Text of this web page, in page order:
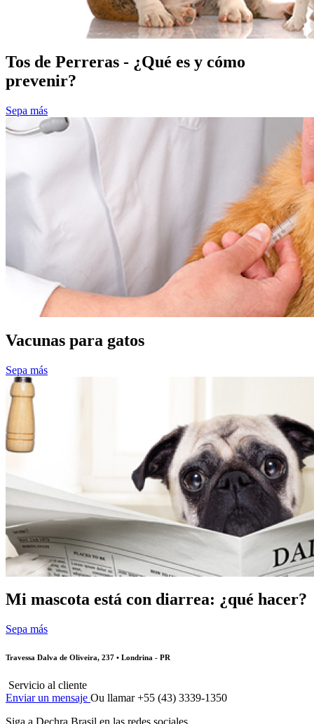
Tos de Perreras - ¿Qué es y cómo
prevenir?
Sepa más
Vacunas para gatos
Sepa más
Mi mascota está con diarrea: ¿qué hacer?
Sepa más
Travessa Dalva de Oliveira, 237 • Londrina - PR
Servicio al cliente
Enviar un mensaje Ou llamar +55 (43) 3339-1350